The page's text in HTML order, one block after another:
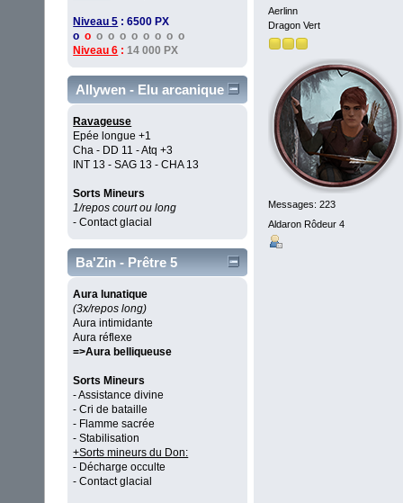
Niveau 5 : 6500 PX
oo o o o o o o o o
Niveau 6 : 14 000 PX
Allywen - Elu arcanique
Ravageuse
Epée longue +1
Cha - DD 11 - Atq +3
INT 13 - SAG 13 - CHA 13
Sorts Mineurs
1/repos court ou long
- Contact glacial
Ba'Zin - Prêtre 5
Aura lunatique
(3x/repos long)
Aura intimidante
Aura réflexe
=>Aura belliqueuse
Sorts Mineurs
- Assistance divine
- Cri de bataille
- Flamme sacrée
- Stabilisation
+Sorts mineurs du Don:
- Décharge occulte
- Contact glacial
Aerlinn
Dragon Vert
Messages: 223
Aldaron Rôdeur 4